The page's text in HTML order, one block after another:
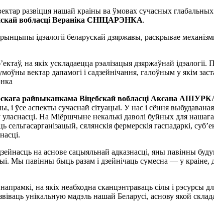
развiцця нашай краiны ва ўмовах сучасных
вобласцi Веранiка СНIЦАРЭНКА.
iдэалогii беларускай дзяржавы, раскрывае
на якiх ускладаецца рэалiзацыя дзяржаўнай
вектар дапамогi i садзейнiчання, галоўным у якiм
райвыканкама Вiцебскай вобласцi Аксана
ўсе аспекты сучаснай сiтуацыi. У нас i сёння
уласнасцi. На Мiёршчыне некалькi даволi буйных для
сялянскiя фермерскiя гаспадаркi,
на аснове сацыяльнай адказнасцi, яны павiнны
Мы павiнны быць разам i дзейнiчаць сумесна — у краiне,
на якiх неабходна сканцэнтраваць сiлы i рэсурсы
унiкальную мадэль нашай Беларусi, аснову якой